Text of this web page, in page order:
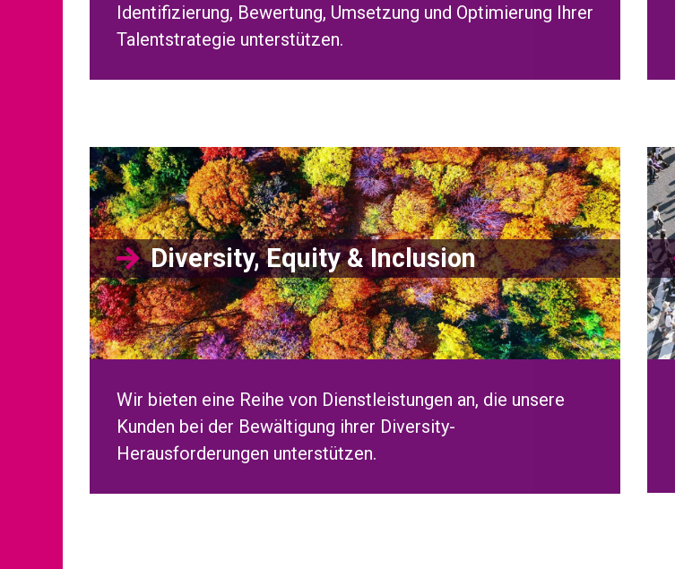
Identifizierung, Bewertung, Umsetzung und Optimierung Ihrer
Talentstrategie unterstützen.
Diversity, Equity & Inclusion
Wir bieten eine Reihe von Dienstleistungen an, die unsere
Kunden bei der Bewältigung ihrer Diversity-
Herausforderungen unterstützen.